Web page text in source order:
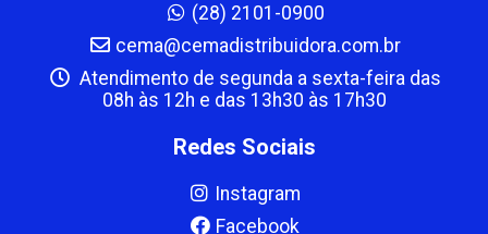
(28) 2101-0900
cema@cemadistribuidora.com.br
Atendimento de segunda a sexta-feira das
08h às 12h e das 13h30 às 17h30
Redes Sociais
Instagram
Facebook